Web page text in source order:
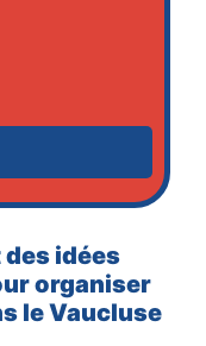
idées
organiser
le Vaucluse